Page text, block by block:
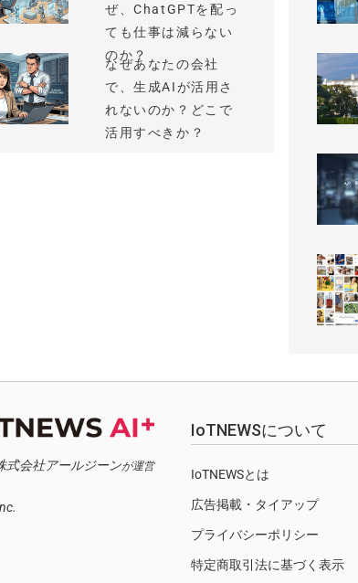
ぜ、ChatGPTを配っ
ても仕事は減らない
のか？
なぜあなたの会社
で、生成AIが活用さ
れないのか？どこで
活用すべきか？
式会社アールジーンが運営
IoTNEWSについて
IoTNEWSとは
広告掲載・タイアップ
プライバシーポリシー
特定商取引法に基づく表示